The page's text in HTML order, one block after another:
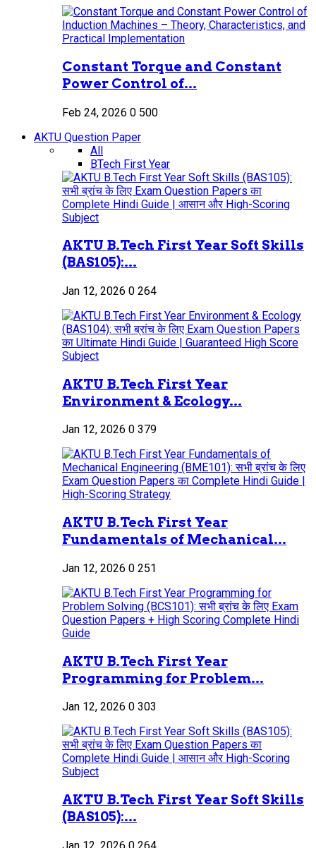
Constant Torque and Constant
Power Control of...
Feb 24, 2026 0 500
AKTU Question Paper
All
BTech First Year
AKTU B.Tech First Year Soft Skills
(BAS105):...
Jan 12, 2026 0 264
AKTU B.Tech First Year
Environment & Ecology...
Jan 12, 2026 0 379
AKTU B.Tech First Year
Fundamentals of Mechanical...
Jan 12, 2026 0 251
AKTU B.Tech First Year
Programming for Problem...
Jan 12, 2026 0 303
AKTU B.Tech First Year Soft Skills
(BAS105):...